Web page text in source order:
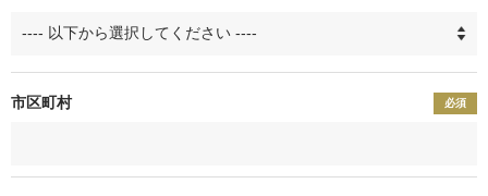
市区町村 必須